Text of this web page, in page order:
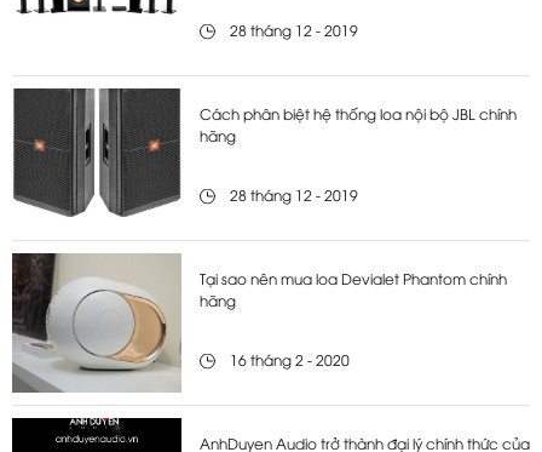
28 tháng 12 - 2019
Cách phân biệt hệ thống loa nội bộ JBL chính
hãng
28 tháng 12 - 2019
Tại sao nên mua loa Devialet Phantom chính
hãng
16 tháng 2 - 2020
AnhDuyen Audio trở thành đại lý chính thức của